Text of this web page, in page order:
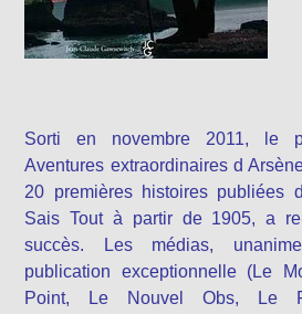
Sorti en novembre 2011, le
Aventures extraordinaires d
20 premières histoires publiées
Sais Tout à partir de 1905, a
succès. Les médias,
publication exceptionnelle (Le
Point, Le Nouvel Obs, Le